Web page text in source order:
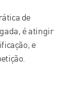
de
é atingir
e